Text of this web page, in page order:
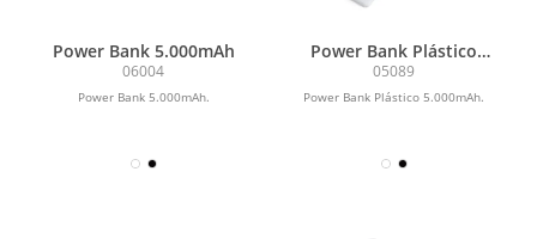
Power Bank 5.000mAh
06004
Power Bank 5.000mAh.
Power Bank Plástico
5.000mAh
05089
Power Bank Plástico 5.000mAh.